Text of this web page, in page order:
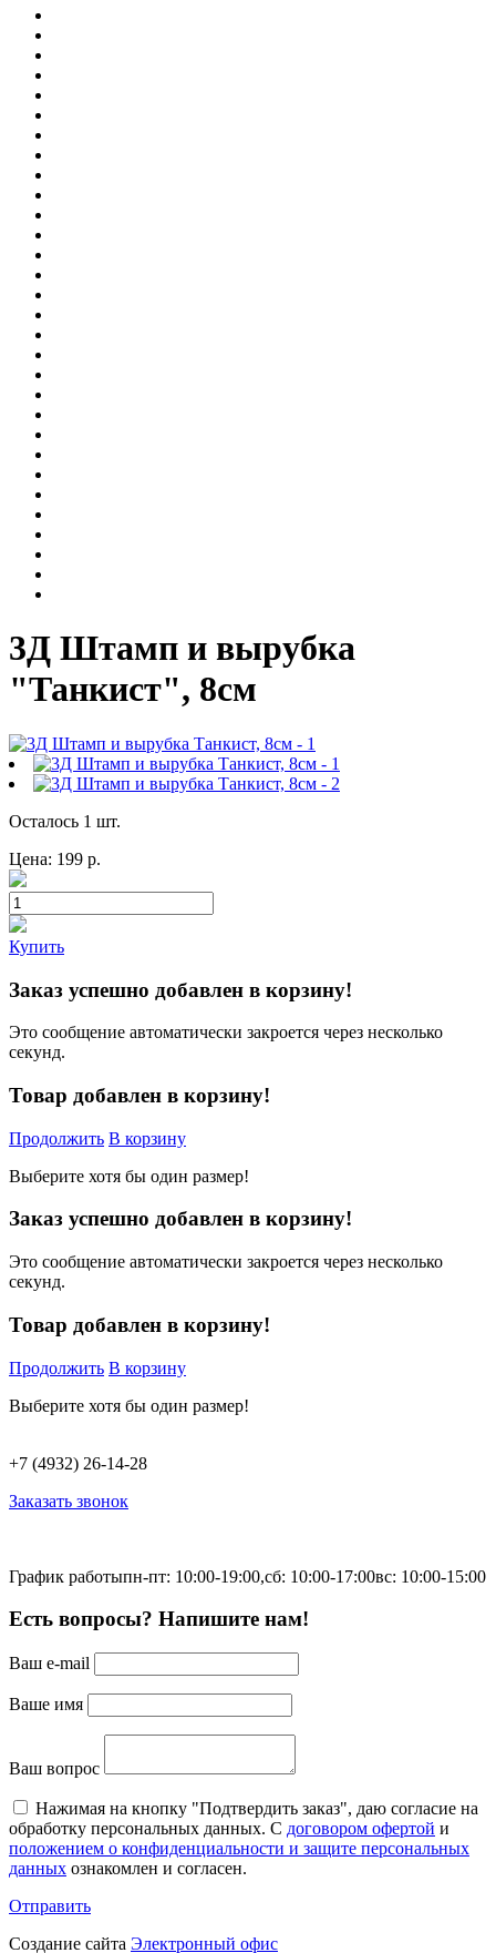
3Д Штамп и вырубка
"Танкист", 8см
Осталось 1 шт.
Цена: 199 р.
Купить
Заказ успешно добавлен в корзину!
Это сообщение автоматически закроется через несколько
секунд.
Товар добавлен в корзину!
Продолжить В корзину
Выберите хотя бы один размер!
Заказ успешно добавлен в корзину!
Это сообщение автоматически закроется через несколько
секунд.
Товар добавлен в корзину!
Продолжить В корзину
Выберите хотя бы один размер!
+7 (4932) 26-14-28
Заказать звонок
График работыпн-пт: 10:00-19:00,сб: 10:00-17:00вс: 10:00-15:00
Есть вопросы? Напишите нам!
Ваш e-mail
Ваше имя
Ваш вопрос
Нажимая на кнопку "Подтвердить заказ", даю согласие на
обработку персональных данных. С договором офертой и
положением о конфиденциальности и защите персональных
данных ознакомлен и согласен.
Отправить
Создание сайта Электронный офис